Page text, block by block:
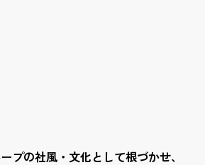
プの社風・文化として根づかせ、